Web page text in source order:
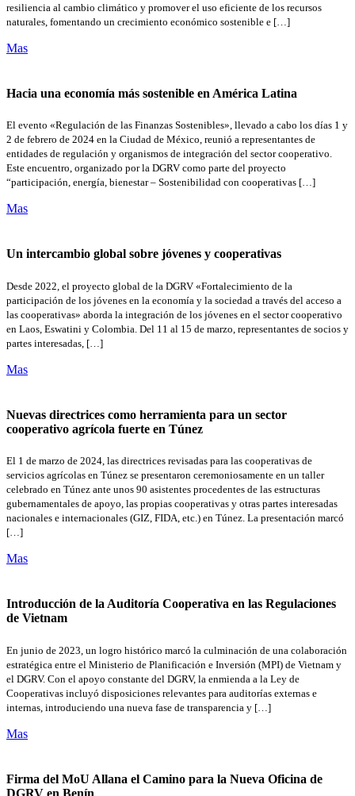
resiliencia al cambio climático y promover el uso eficiente de los recursos
naturales, fomentando un crecimiento económico sostenible e […]
Mas
Hacia una economía más sostenible en América Latina
El evento «Regulación de las Finanzas Sostenibles», llevado a cabo los días 1 y
2 de febrero de 2024 en la Ciudad de México, reunió a representantes de
entidades de regulación y organismos de integración del sector cooperativo.
Este encuentro, organizado por la DGRV como parte del proyecto
“participación, energía, bienestar – Sostenibilidad con cooperativas […]
Mas
Un intercambio global sobre jóvenes y cooperativas
Desde 2022, el proyecto global de la DGRV «Fortalecimiento de la
participación de los jóvenes en la economía y la sociedad a través del acceso a
las cooperativas» aborda la integración de los jóvenes en el sector cooperativo
en Laos, Eswatini y Colombia. Del 11 al 15 de marzo, representantes de socios y
partes interesadas, […]
Mas
Nuevas directrices como herramienta para un sector
cooperativo agrícola fuerte en Túnez
El 1 de marzo de 2024, las directrices revisadas para las cooperativas de
servicios agrícolas en Túnez se presentaron ceremoniosamente en un taller
celebrado en Túnez ante unos 90 asistentes procedentes de las estructuras
gubernamentales de apoyo, las propias cooperativas y otras partes interesadas
nacionales e internacionales (GIZ, FIDA, etc.) en Túnez. La presentación marcó
[…]
Mas
Introducción de la Auditoría Cooperativa en las Regulaciones
de Vietnam
En junio de 2023, un logro histórico marcó la culminación de una colaboración
estratégica entre el Ministerio de Planificación e Inversión (MPI) de Vietnam y
el DGRV. Con el apoyo constante del DGRV, la enmienda a la Ley de
Cooperativas incluyó disposiciones relevantes para auditorías externas e
internas, introduciendo una nueva fase de transparencia y […]
Mas
Firma del MoU Allana el Camino para la Nueva Oficina de
DGRV en Benín